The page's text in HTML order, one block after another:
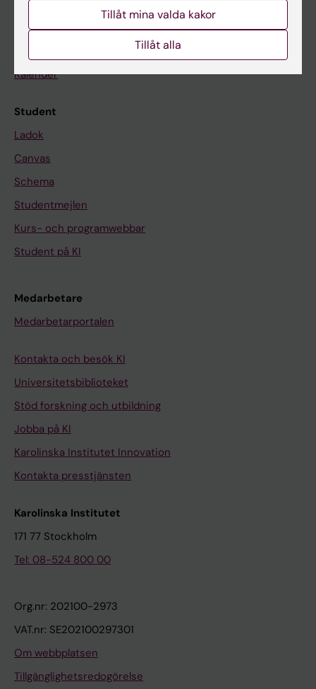
På gång
Kalender
Student
Ladok
Canvas
Schema
Studentmejlen
Kurs- och programwebbar
Student på KI
Medarbetare
Medarbetarportalen
Kontakta och besök KI
Universitetsbiblioteket
Stöd forskning och utbildning
Jobba på KI
Karolinska Institutet Innovation
Kontakta presstjänsten
Karolinska Institutet
171 77 Stockholm
Tel: 08-524 800 00
Org.nr: 202100-2973
VAT.nr: SE202100297301
Om webbplatsen
Tillgänglighetsredogörelse
Tillåt mina valda kakor
Tillåt alla